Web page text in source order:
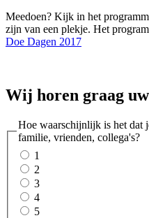
Meedoen? Kijk in het
zijn van een plekje. Het
Doe Dagen 2017
Wij horen graag
Hoe waarschijnlijk is het dat
familie, vrienden, collega's?
1
2
3
4
5